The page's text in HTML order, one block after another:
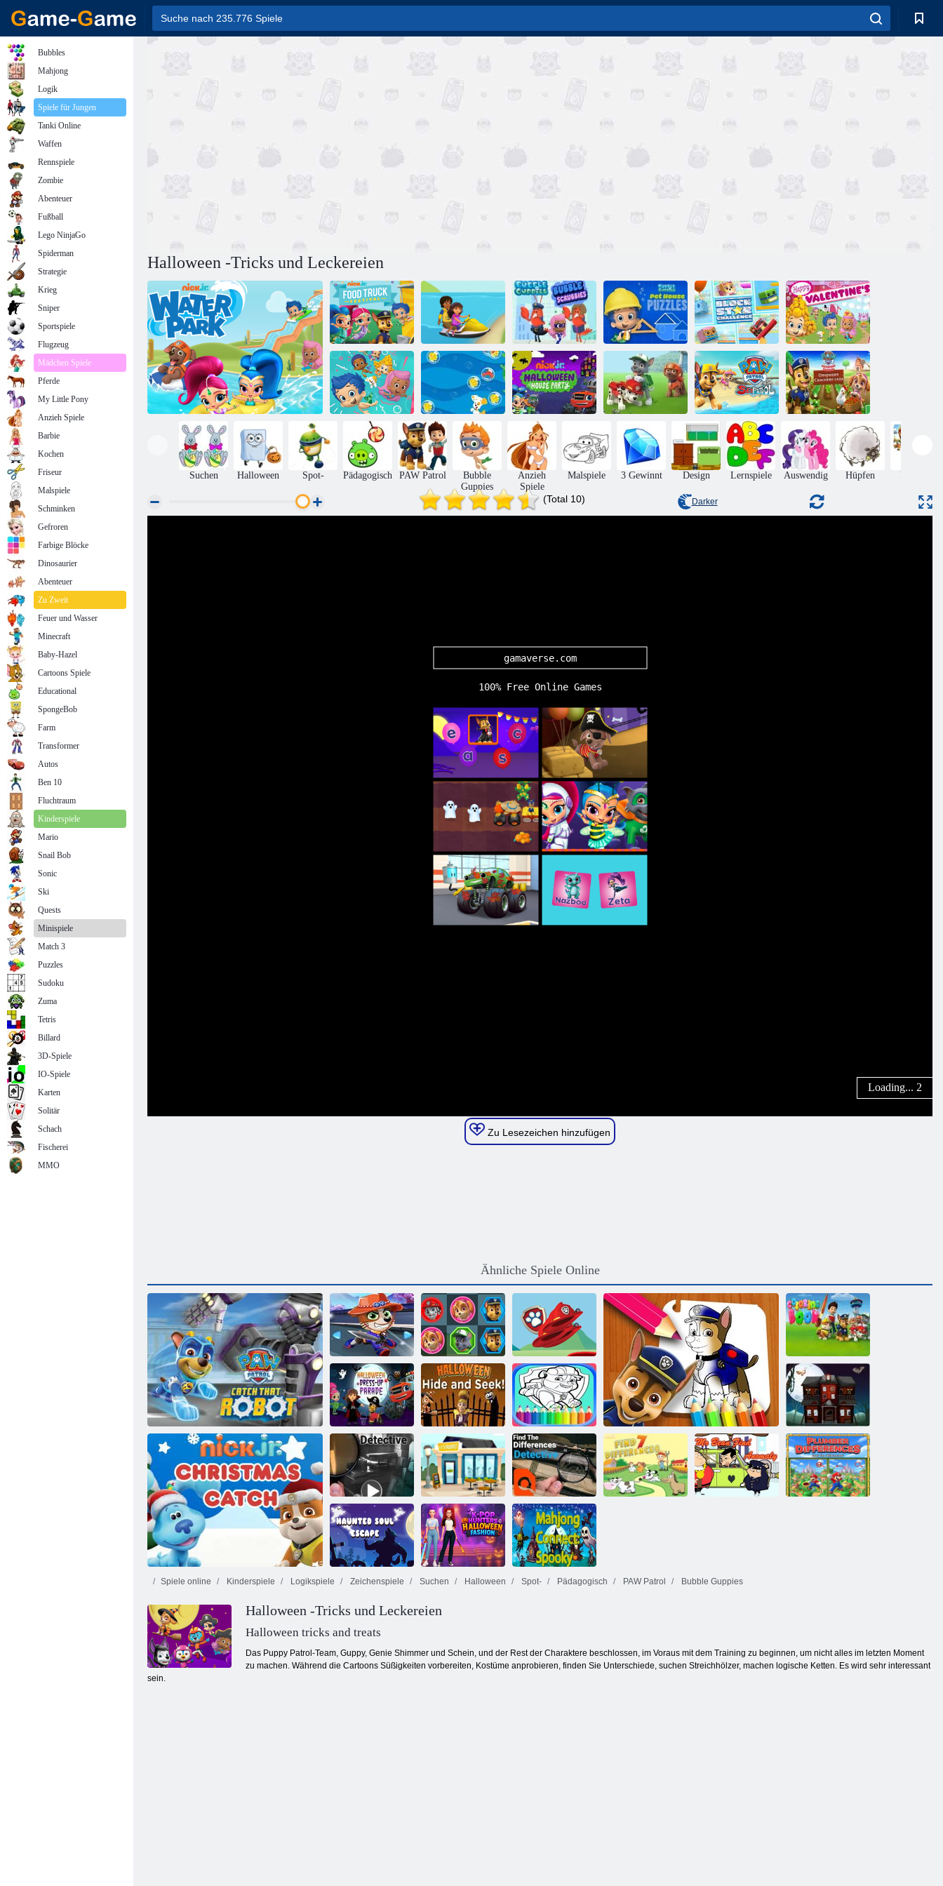
Halloween -Tricks und Leckereien
Nick jr.
Lebensmittel-
LKW-Festival!
Nick Junior.
Party Racer
Bubble Guppies
Bubble
Scrubbies
Bubble Guppies
Pet House
Rätsel
Block Star
Challenge
Alles Gute zum
Valentinstag
Bubble Guppies:
Fertiges Set
Löse es
Bubble Guppys:
Popathon
Nick Junior.
Halloween-
Hausparty
Puppy Patrol:
Welpen seine
Freunde zu
retten!
Puff Patrol:
Seepatrol
Pfotenpatrouille
Gartenrettung
Suchen Halloween Spot- Pädagogisch PAW Patrol
Bubble
Guppies
Anzieh
Spiele
Malspiele 3 Gewinnt Design Lernspiele Auswendig Hüpfen Puzzles
(Total 10) Darker
Zu Lesezeichen hinzufügen
Ähnliche Spiele Online
PAW Patrol fängt diesen Roboter
Paw Patrol
Superhelden
verkleiden sich
Paw Patrol 3 in
einer Reihe
Paw Patrol
Sortieren
Malbuch für
Paw Patrol
Nick Junior.
Halloween-
Verkleiden-
Parade
Halloween-
Versteckspiel
PAW Patrol
Malbuch
Finde den
Unterschied
Halloween
Finden Sie den
Differenzdetektiv
Detektiv online
Finden Sie die
Unterschiede
Detective
Spukende
Seelenflucht
Spiele online Kinderspiele Logikspiele Zeichenspiele Suchen Halloween Spot- Pädagogisch PAW Patrol Bubble Guppies
Halloween -Tricks und Leckereien
Halloween tricks and treats
Das Puppy Patrol-Team, Guppy, Genie Shimmer und Schein, und der Rest der Charaktere beschlossen, im Voraus mit dem Training zu beginnen, um nicht alles im letzten Moment
zu machen. Während die Cartoons Süßigkeiten vorbereiten, Kostüme anprobieren, finden Sie Unterschiede, suchen Streichhölzer, machen logische Ketten. Es wird sehr interessant
sein.
Bubbles
Mahjong
Logik
Spiele für Jungen
Tanki Online
Waffen
Rennspiele
Zombie
Abenteuer
Fußball
Lego NinjaGo
Spiderman
Strategie
Krieg
Sniper
Sportspiele
Flugzeug
Mädchen Spiele
Pferde
My Little Pony
Anzieh Spiele
Barbie
Kochen
Friseur
Malspiele
Schminken
Gefroren
Farbige Blöcke
Dinosaurier
Abenteuer
Zu Zweit
Feuer und Wasser
Minecraft
Baby-Hazel
Cartoons Spiele
Educational
SpongeBob
Farm
Transformer
Autos
Ben 10
Fluchtraum
Kinderspiele
Mario
Snail Bob
Sonic
Ski
Quests
Minispiele
Match 3
Puzzles
Sudoku
Zuma
Tetris
Billard
3D-Spiele
IO-Spiele
Karten
Solitär
Schach
Fischerei
MMO